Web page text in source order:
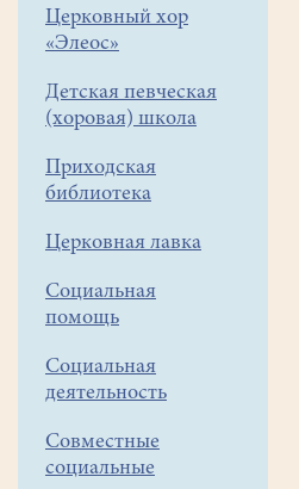
Церковный хор
«Элеос»
Детская певческая
(хоровая) школа
Приходская
библиотека
Церковная лавка
Социальная
помощь
Социальная
деятельность
Совместные
социальные